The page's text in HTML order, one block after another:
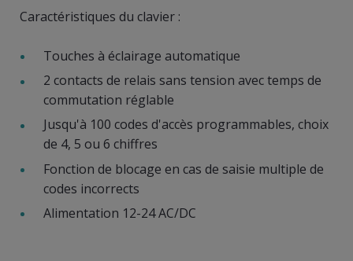
Caractéristiques du clavier :
Touches à éclairage automatique
2 contacts de relais sans tension avec temps de
commutation réglable
Jusqu'à 100 codes d'accès programmables, choix
de 4, 5 ou 6 chiffres
Fonction de blocage en cas de saisie multiple de
codes incorrects
Alimentation 12-24 AC/DC